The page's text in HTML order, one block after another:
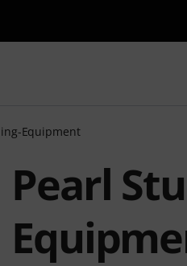
Equipment
Pearl